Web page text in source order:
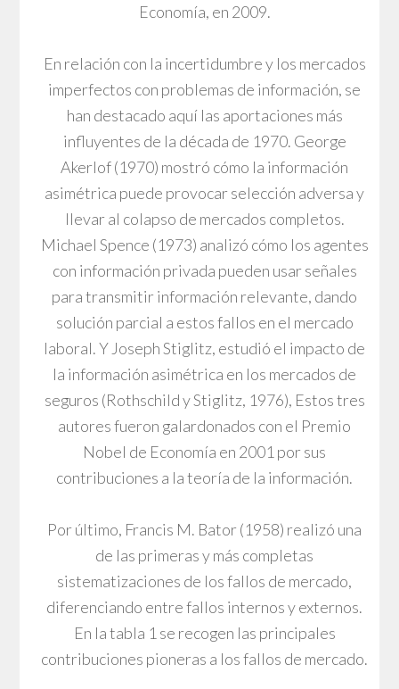
Economía, en 2009.
En relación con la incertidumbre y los mercados
imperfectos con problemas de información, se
han destacado aquí las aportaciones más
influyentes de la década de 1970. George
Akerlof (1970) mostró cómo la información
asimétrica puede provocar selección adversa y
llevar al colapso de mercados completos.
Michael Spence (1973) analizó cómo los agentes
con información privada pueden usar señales
para transmitir información relevante, dando
solución parcial a estos fallos en el mercado
laboral. Y Joseph Stiglitz, estudió el impacto de
la información asimétrica en los mercados de
seguros (Rothschild y Stiglitz, 1976), Estos tres
autores fueron galardonados con el Premio
Nobel de Economía en 2001 por sus
contribuciones a la teoría de la información.
Por último, Francis M. Bator (1958) realizó una
de las primeras y más completas
sistematizaciones de los fallos de mercado,
diferenciando entre fallos internos y externos.
En la tabla 1 se recogen las principales
contribuciones pioneras a los fallos de mercado.